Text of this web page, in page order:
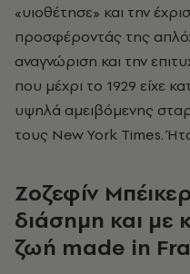
«υιοθέτησε» και την
προσφέροντάς της
αναγνώριση και την
που μέχρι το 1929 είχε
υψηλά αμειβόμενης
τους New York Times.
Ζοζεφίν
διάσημη και με
ζωή made in